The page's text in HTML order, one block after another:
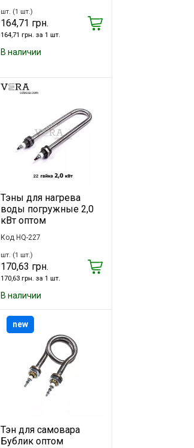
шт. (1 шт.)
164,71 грн.
164,71 грн. за 1 шт.
В наличии
Тэны для нагрева
воды погружные 2,0
кВт оптом
Код HQ-227
шт. (1 шт.)
170,63 грн.
170,63 грн. за 1 шт.
В наличии
Тэн для самовара
Бублик оптом
new